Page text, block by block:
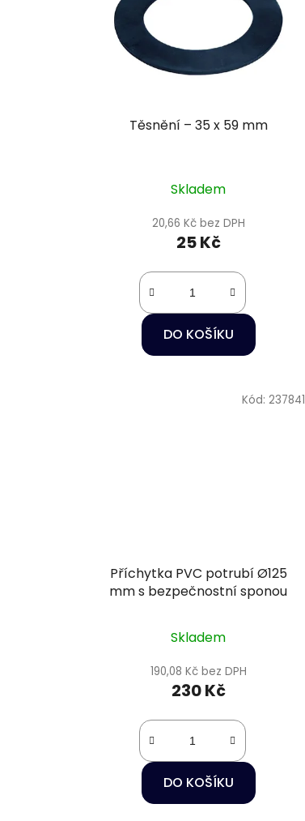
Těsnění – 35 x 59 mm
Skladem
20,66 Kč bez DPH
25 Kč
DO KOŠÍKU
Příchytka PVC potrubí Ø125
mm s bezpečnostní sponou
Skladem
190,08 Kč bez DPH
230 Kč
DO KOŠÍKU
Kód: 237841